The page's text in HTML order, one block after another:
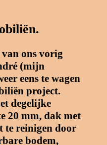
ons vorig
(mijn
eens te wagen
project.
degelijke
20 mm, dak met
reinigen door
bodem,